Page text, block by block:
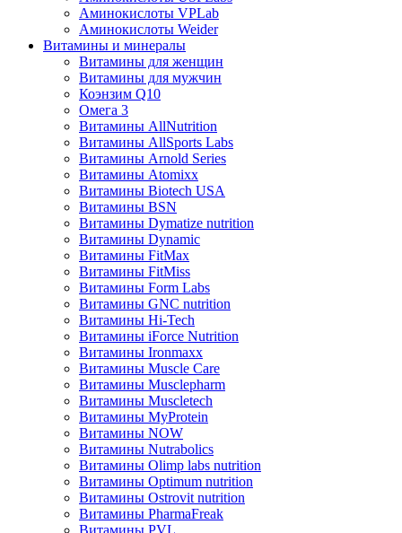
Аминокислоты VPLab
Аминокислоты Weider
Витамины и минералы
Витамины для женщин
Витамины для мужчин
Коэнзим Q10
Омега 3
Витамины AllNutrition
Витамины AllSports Labs
Витамины Arnold Series
Витамины Atomixx
Витамины Biotech USA
Витамины BSN
Витамины Dymatize nutrition
Витамины Dynamic
Витамины FitMax
Витамины FitMiss
Витамины Form Labs
Витамины GNC nutrition
Витамины Hi-Tech
Витамины iForce Nutrition
Витамины Ironmaxx
Витамины Muscle Care
Витамины Musclepharm
Витамины Muscletech
Витамины MyProtein
Витамины NOW
Витамины Nutrabolics
Витамины Olimp labs nutrition
Витамины Optimum nutrition
Витамины Ostrovit nutrition
Витамины PharmaFreak
Витамины PVL